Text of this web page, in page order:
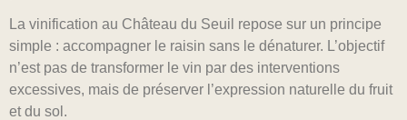
La vinification au Château du Seuil repose sur un principe
simple : accompagner le raisin sans le dénaturer. L’objectif
n’est pas de transformer le vin par des interventions
excessives, mais de préserver l’expression naturelle du fruit
et du sol.